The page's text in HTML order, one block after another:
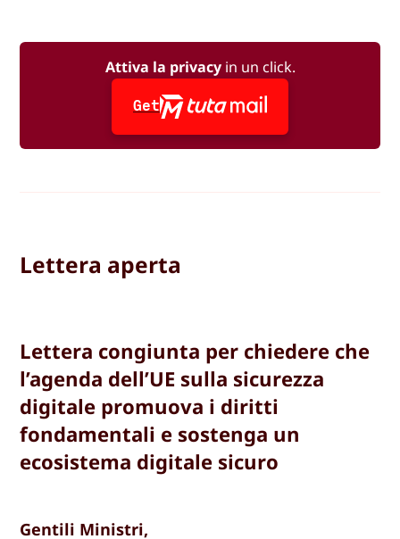
Attiva la privacyin un click.
Get
Lettera aperta
Lettera congiunta per chiedere che
l’agenda dell’UE sulla sicurezza
digitale promuova i diritti
fondamentali e sostenga un
ecosistema digitale sicuro
Gentili Ministri,